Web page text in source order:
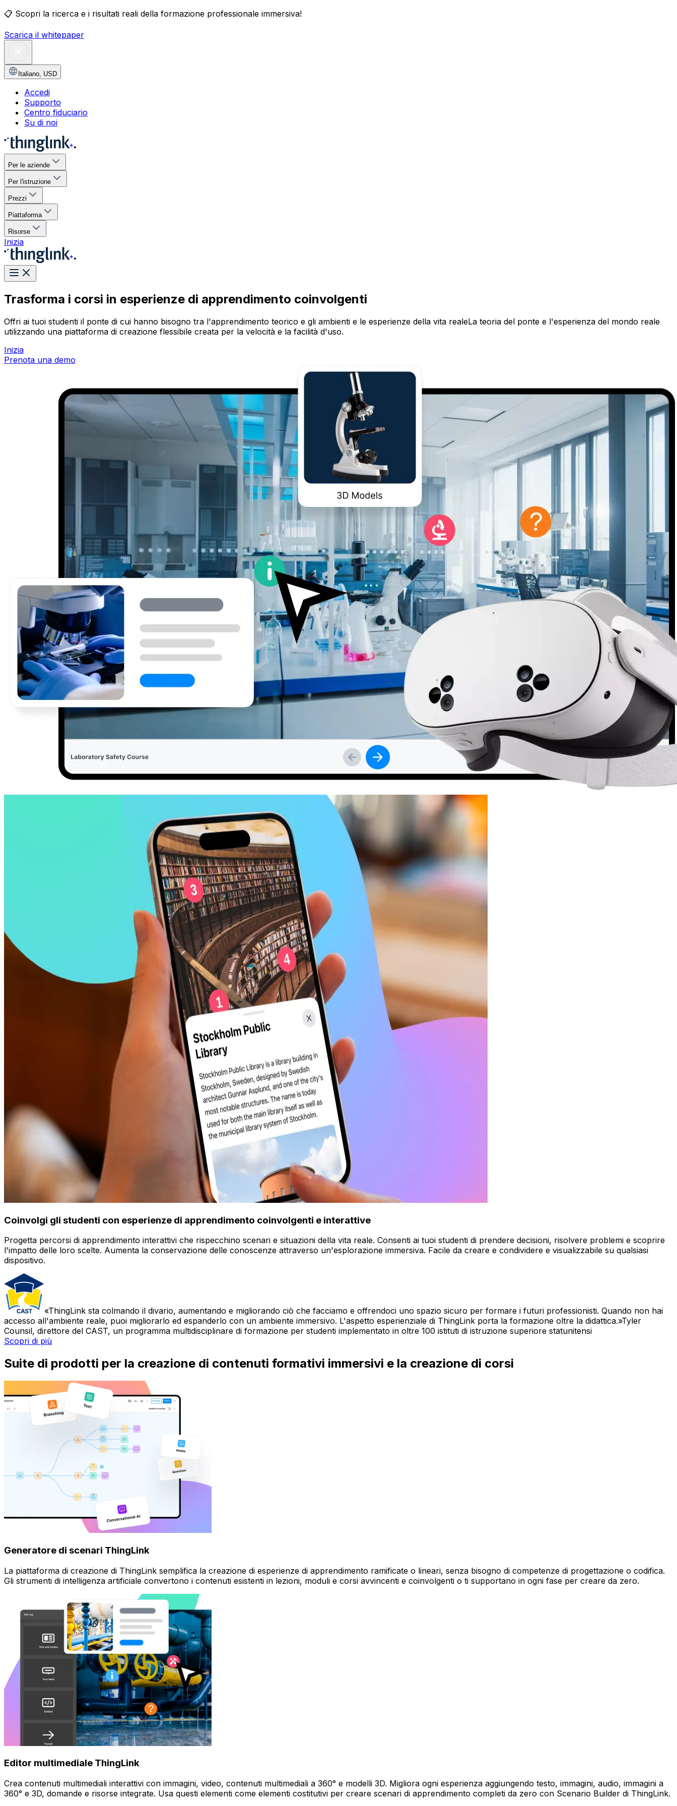
📋 Scopri la ricerca e i risultati reali della formazione professionale immersiva!
Scarica il whitepaper
Italiano, USD
Accedi
Supporto
Centro fiduciario
Su di noi
Per le aziende
Per l'istruzione
Prezzi
Piattaforma
Risorse
Inizia
Trasforma i corsi in esperienze di apprendimento coinvolgenti
Offri ai tuoi studenti il ponte di cui hanno bisogno tra l'apprendimento teorico e gli ambienti e le esperienze della vita realeLa teoria del ponte e l'esperienza del mondo reale
utilizzando una piattaforma di creazione flessibile creata per la velocità e la facilità d'uso.
Inizia
Prenota una demo
Coinvolgi gli studenti con esperienze di apprendimento coinvolgenti e interattive
Progetta percorsi di apprendimento interattivi che rispecchino scenari e situazioni della vita reale. Consenti ai tuoi studenti di prendere decisioni, risolvere problemi e scoprire
l'impatto delle loro scelte. Aumenta la conservazione delle conoscenze attraverso un'esplorazione immersiva. Facile da creare e condividere e visualizzabile su qualsiasi
dispositivo.
ThingLink sta colmando il divario, aumentando e migliorando ciò che facciamo e offrendoci uno spazio sicuro per formare i futuri professionisti. Quando non hai
accesso all'ambiente reale, puoi migliorarlo ed espanderlo con un ambiente immersivo. L'aspetto esperienziale di ThingLink porta la formazione oltre la didattica. Tyler
Counsil, direttore del CAST, un programma multidisciplinare di formazione per studenti implementato in oltre 100 istituti di istruzione superiore statunitensi
Scopri di più
Suite di prodotti per la creazione di contenuti formativi immersivi e la creazione di corsi
Generatore di scenari ThingLink
La piattaforma di creazione di ThingLink semplifica la creazione di esperienze di apprendimento ramificate o lineari, senza bisogno di competenze di progettazione o codifica.
Gli strumenti di intelligenza artificiale convertono i contenuti esistenti in lezioni, moduli e corsi avvincenti e coinvolgenti o ti supportano in ogni fase per creare da zero.
Editor multimediale ThingLink
Crea contenuti multimediali interattivi con immagini, video, contenuti multimediali a 360° e modelli 3D. Migliora ogni esperienza aggiungendo testo, immagini, audio, immagini a
360° e 3D, domande e risorse integrate. Usa questi elementi come elementi costitutivi per creare scenari di apprendimento completi da zero con Scenario Builder di ThingLink.